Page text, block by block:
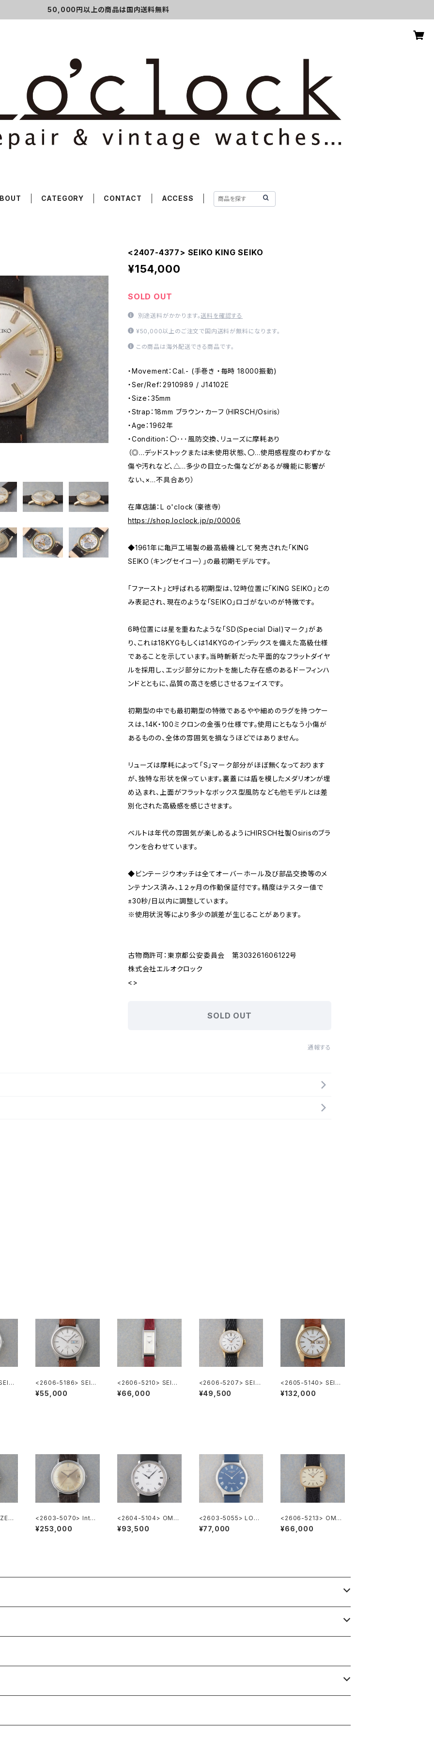
50,000円以上の商品は国内送料無料
CATEGORY CONTACT ACCESS
<2407-4377> SEIKO KING SEIKO
¥154,000
SOLD OUT
別途送料がかかります。送料を確認する
¥50,000以上のご注文で国内送料が無料になります。
この商品は海外配送できる商品です。
・Movement：Cal.- (手巻き ・毎時 18000振動)
・Ser/Ref：2910989 / J14102E
・Size：35mm
・Strap：18mm ブラウン・カーフ（HIRSCH/Osiris）
・Age：1962年
・Condition：〇･･･風防交換、リューズに摩耗あり
（◎…デッドストックまたは未使用状態、〇…使用感程度のわずかな
傷や汚れなど、△…多少の目立った傷などがあるが機能に影響が
ない、×…不具合あり）
在庫店舗：L o'clock（豪徳寺）
https://shop.loclock.jp/p/00006
◆1961年に亀戸工場製の最高級機として発売された「KING
SEIKO（キングセイコー）」の最初期モデルです。
「ファースト」と呼ばれる初期型は、12時位置に「KING SEIKO」との
み表記され、現在のような「SEIKO」ロゴがないのが特徴です。
6時位置には星を重ねたような「SD(Special Dial)マーク」があ
り、これは18KYGもしくは14KYGのインデックスを備えた高級仕様
であることを示しています。当時斬新だった平面的なフラットダイヤ
ルを採用し、エッジ部分にカットを施した存在感のあるドーフィンハ
ンドとともに、品質の高さを感じさせるフェイスです。
初期型の中でも最初期型の特徴であるやや細めのラグを持つケー
スは、14K・100ミクロンの金張り仕様です。使用にともなう小傷が
あるものの、全体の雰囲気を損なうほどではありません。
リューズは摩耗によって「S」マーク部分がほぼ無くなっております
が、独特な形状を保っています。裏蓋には盾を模したメダリオンが埋
め込まれ、上面がフラットなボックス型風防なども他モデルとは差
別化された高級感を感じさせます。
ベルトは年代の雰囲気が楽しめるようにHIRSCH社製Osirisのブラ
ウンを合わせています。
◆ビンテージウオッチは全てオーバーホール及び部品交換等のメ
ンテナンス済み、１２ヶ月の作動保証付です。精度はテスター値で
±30秒/日以内に調整しています。
※使用状況等により多少の誤差が生じることがあります。
古物商許可：東京都公安委員会 第303261606122号
株式会社エルオクロック
<>
SOLD OUT
通報する
<2606-5186> SEIK
O LORD MATIC
¥55,000
<2606-5210> SEIKO
"SILVER885" rectan
gular case
¥66,000
<2606-5207> SEIK
O Special
¥49,500
<2605-5140> SEIKO
”56KS" KING SEIKO
¥132,000
<2603-5070> Inter
national Watch Co.
R807A
¥253,000
<2604-5104> OME
GA DE VILLE
¥93,500
<2603-5055> LON
GINES Flagship
¥77,000
<2606-5213> OME
GA Geneve
¥66,000